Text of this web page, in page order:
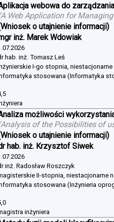
webowa do
A Web Application for
o utajnienie informacji)
inż. Marek Wdowiak
hab. inż. Tomasz Leś
I-go stopnia, niestacjonarne
stosowana (Informatyka
możliwości
Analysis of the Possibilities of
o utajnienie informacji)
hab. inż. Krzysztof Siwek
inż. Radosław Roszczyk
II-stopnia, niestacjonarne
stosowana (Inżynieria
inżyniera